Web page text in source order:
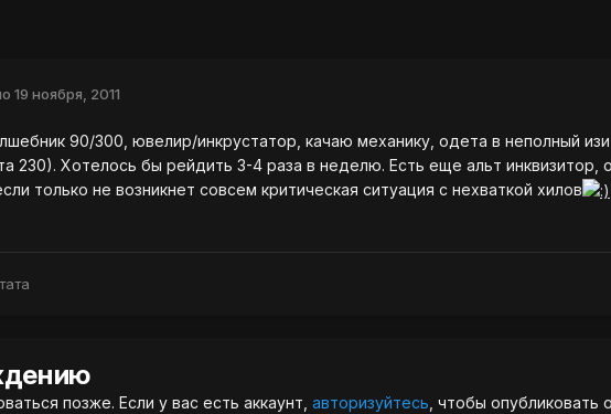
19 ноября, 2011
90/300, ювелир/инкрустатор, качаю механику, одета в неполный
230). Хотелось бы рейдить 3-4 раза в неделю. Есть еще альт
только не возникнет совсем критическая ситуация с нехваткой хилов
позже. Если у вас есть аккаунт, авторизуйтесь , чтобы опубликовать